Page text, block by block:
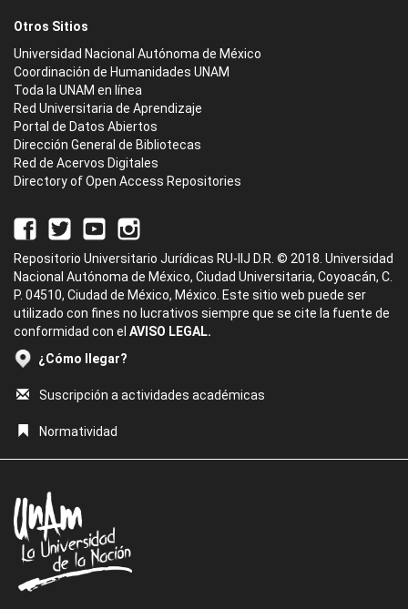
Otros Sitios
Universidad Nacional Autónoma de México
Coordinación de Humanidades UNAM
Toda la UNAM en línea
Red Universitaria de Aprendizaje
Portal de Datos Abiertos
Dirección General de Bibliotecas
Red de Acervos Digitales
Directory of Open Access Repositories
Repositorio Universitario Jurídicas RU-IIJ D.R. © 2018. Universidad
Nacional Autónoma de México, Ciudad Universitaria, Coyoacán, C.
P. 04510, Ciudad de México, México. Este sitio web puede ser
utilizado con fines no lucrativos siempre que se cite la fuente de
conformidad con el AVISO LEGAL.
¿Cómo llegar?
Suscripción a actividades académicas
Normatividad